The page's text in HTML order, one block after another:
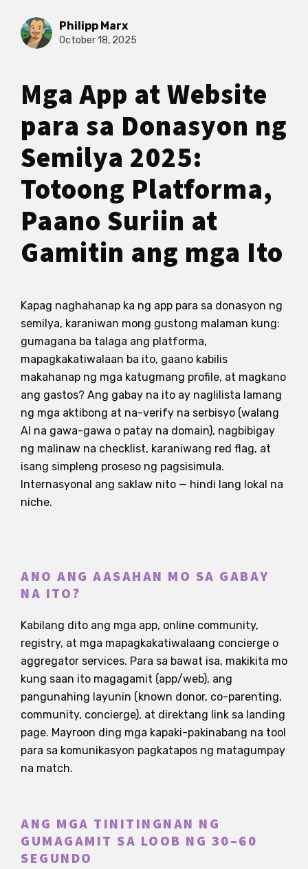
Philipp Marx
October 18, 2025
Mga App at Website
para sa Donasyon ng
Semilya 2025:
Totoong Platforma,
Paano Suriin at
Gamitin ang mga Ito
Kapag naghahanap ka ng app para sa donasyon ng
semilya, karaniwan mong gustong malaman kung:
gumagana ba talaga ang platforma,
mapagkakatiwalaan ba ito, gaano kabilis
makahanap ng mga katugmang profile, at magkano
ang gastos? Ang gabay na ito ay naglilista lamang
ng mga aktibong at na-verify na serbisyo (walang
AI na gawa-gawa o patay na domain), nagbibigay
ng malinaw na checklist, karaniwang red flag, at
isang simpleng proseso ng pagsisimula.
Internasyonal ang saklaw nito — hindi lang lokal na
niche.
ANO ANG AASAHAN MO SA GABAY
NA ITO?
Kabilang dito ang mga app, online community,
registry, at mga mapagkakatiwalaang concierge o
aggregator services. Para sa bawat isa, makikita mo
kung saan ito magagamit (app/web), ang
pangunahing layunin (known donor, co-parenting,
community, concierge), at direktang link sa landing
page. Mayroon ding mga kapaki-pakinabang na tool
para sa komunikasyon pagkatapos ng matagumpay
na match.
ANG MGA TINITINGNAN NG
GUMAGAMIT SA LOOB NG 30–60
SEGUNDO